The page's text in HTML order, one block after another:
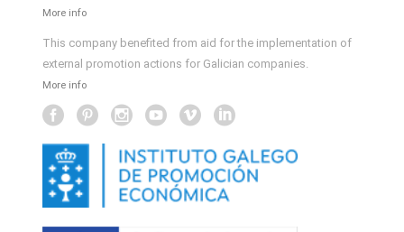
More info
This company benefited from aid for the implementation of
external promotion actions for Galician companies.
More info